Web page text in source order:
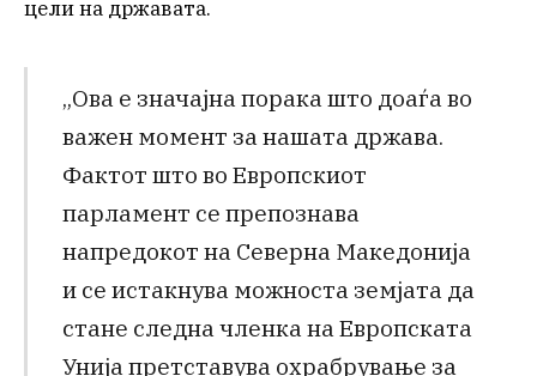
цели на државата.
„Ова е значајна порака што доаѓа во
важен момент за нашата држава.
Фактот што во Европскиот
парламент се препознава
напредокот на Северна Македонија
и се истакнува можноста земјата да
стане следна членка на Европската
Унија претставува охрабрување за